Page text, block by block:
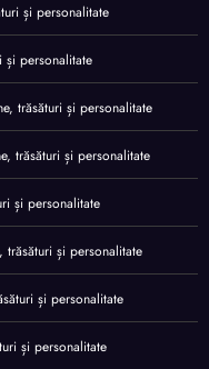
și personalitate
și personalitate
trăsături și personalitate
trăsături și personalitate
și personalitate
trăsături și personalitate
și personalitate
și personalitate